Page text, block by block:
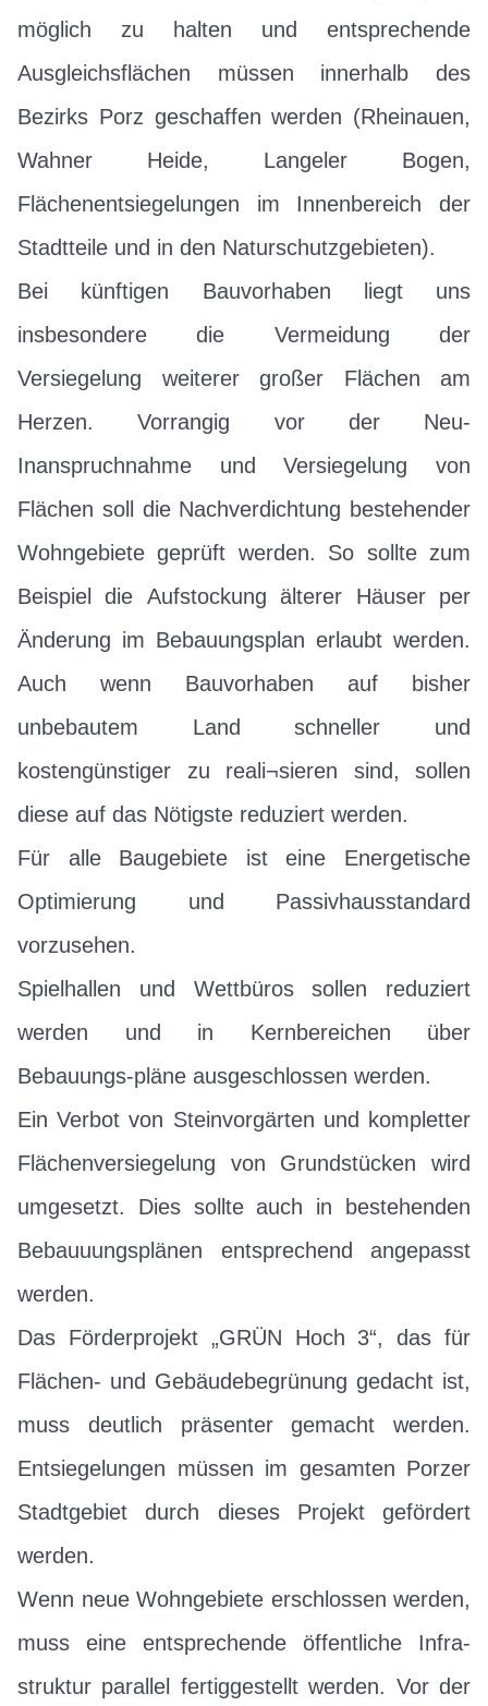
möglich zu halten und entsprechende
Ausgleichsflächen müssen innerhalb des
Bezirks Porz geschaffen werden (Rheinauen,
Wahner Heide, Langeler Bogen,
Flächenentsiegelungen im Innenbereich der
Stadtteile und in den Naturschutzgebieten).
Bei künftigen Bauvorhaben liegt uns
insbesondere die Vermeidung der
Versiegelung weiterer großer Flächen am
Herzen. Vorrangig vor der Neu-
Inanspruchnahme und Versiegelung von
Flächen soll die Nachverdichtung bestehender
Wohngebiete geprüft werden. So sollte zum
Beispiel die Aufstockung älterer Häuser per
Änderung im Bebauungsplan erlaubt werden.
Auch wenn Bauvorhaben auf bisher
unbebautem Land schneller und
kostengünstiger zu reali¬sieren sind, sollen
diese auf das Nötigste reduziert werden.
Für alle Baugebiete ist eine Energetische
Optimierung und Passivhausstandard
vorzusehen.
Spielhallen und Wettbüros sollen reduziert
werden und in Kernbereichen über
Bebauungs-pläne ausgeschlossen werden.
Ein Verbot von Steinvorgärten und kompletter
Flächenversiegelung von Grundstücken wird
umgesetzt. Dies sollte auch in bestehenden
Bebauuungsplänen entsprechend angepasst
werden.
Das Förderprojekt „GRÜN Hoch 3“, das für
Flächen- und Gebäudebegrünung gedacht ist,
muss deutlich präsenter gemacht werden.
Entsiegelungen müssen im gesamten Porzer
Stadtgebiet durch dieses Projekt gefördert
werden.
Wenn neue Wohngebiete erschlossen werden,
muss eine entsprechende öffentliche Infra-
struktur parallel fertiggestellt werden. Vor der